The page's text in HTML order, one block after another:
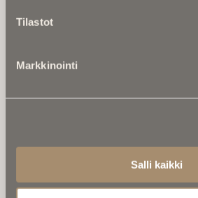
Tilastot
Markkinointi
Salli kaikki
valtakunnallinen mediabrändi.
kuolinuutiset ja kuolintiedot.
Anna palautetta
Muistokirjoituksia